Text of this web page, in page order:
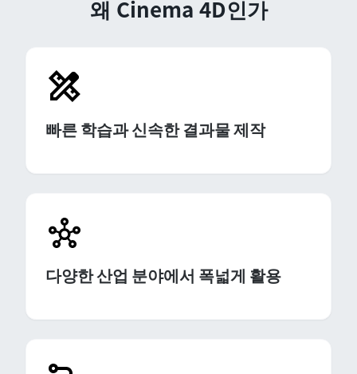
왜 Cinema 4D인가
빠른 학습과 신속한 결과물 제작
다양한 산업 분야에서 폭넓게 활용